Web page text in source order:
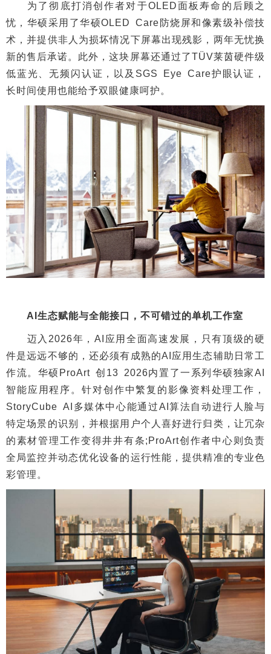
为了彻底打消创作者对于OLED面板寿命的后顾之
忧，华硕采用了华硕OLED Care防烧屏和像素级补偿技
术，并提供非人为损坏情况下屏幕出现残影，两年无忧换
新的售后承诺。此外，这块屏幕还通过了TÜV莱茵硬件级
低蓝光、无频闪认证，以及SGS Eye Care护眼认证，
长时间使用也能给予双眼健康呵护。
AI生态赋能与全能接口，不可错过的单机工作室
迈入2026年，AI应用全面高速发展，只有顶级的硬
件是远远不够的，还必须有成熟的AI应用生态辅助日常工
作流。华硕ProArt 创13 2026内置了一系列华硕独家AI
智能应用程序。针对创作中繁复的影像资料处理工作，
StoryCube AI多媒体中心能通过AI算法自动进行人脸与
特定场景的识别，并根据用户个人喜好进行归类，让冗杂
的素材管理工作变得井井有条;ProArt创作者中心则负责
全局监控并动态优化设备的运行性能，提供精准的专业色
彩管理。